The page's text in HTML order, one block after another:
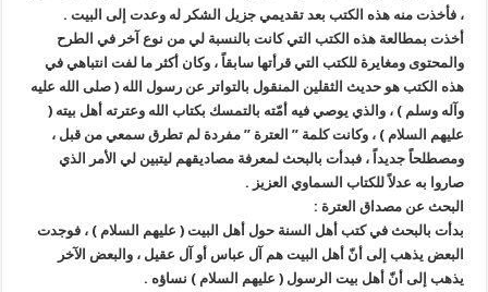
، فأخذت منه هذه الكتب بعد تقديمي جزيل الشكر له وعدت إلى البيت .
أخذت بمطالعة هذه الكتب التي كانت بالنسبة لي من نوع آخر في الطرح
والمحتوى ومغايرة للكتب التي قرأتها سابقاً ، وكان أكثر ما لفت انتباهي في
هذه الكتب هو حديث الثقلين المنقول بالتواتر عن رسول الله ( صلى الله عليه
وآله وسلم ) ، والذي يوصي فيه أمّته بالتمسك بكتاب الله وعترته أهل بيته (
عليهم السلام ) ، وكانت كلمة ” العترة ” مفردة لم تطرق سمعي من قبل ،
ومصطلحاً جديداً ، فبدأت بالبحث لمعرفة مصاديقهم ليتبين لي الأمر الذي
صاروا به عدلاً للكتاب السماوي العزيز .
البحث عن مصداق العترة :
بدأت بالبحث في كتب أهل السنة حول أهل البيت ( عليهم السلام ) ، فوجدت
البعض يذهب إلى أنّ أهل البيت هم آل عباس أو آل عقيل ، والبعض الآخر
يذهب إلى أنّ أهل بيت الرسول ( عليهم السلام ) نساؤه .